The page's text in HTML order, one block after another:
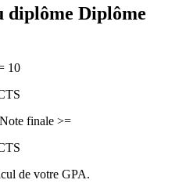
diplôme Diplôme
10
finale >=
de votre GPA.